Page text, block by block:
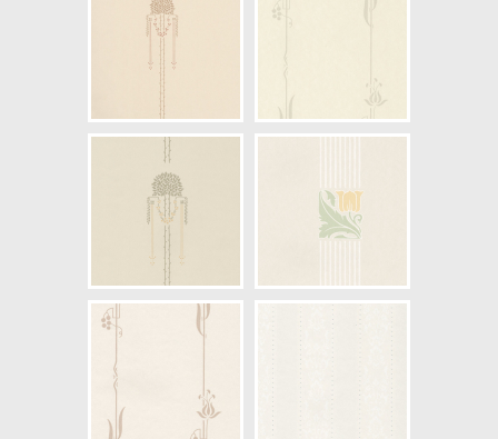
NCS Bottenkulör: S0502-Y50R
Struktur: Slät
Cirkapris: 699,00 kr
(Kontakta din färghandlare för
exakt pris.)